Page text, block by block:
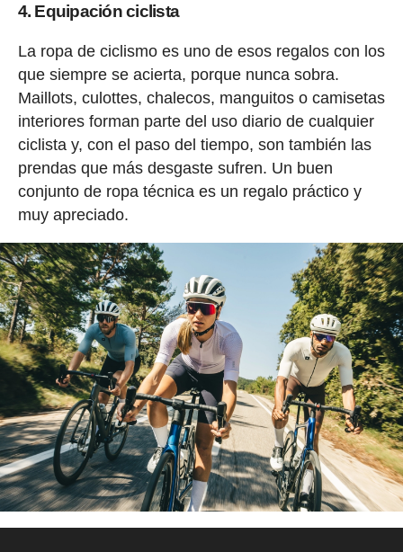
4. Equipación ciclista
La ropa de ciclismo es uno de esos regalos con los
que siempre se acierta, porque nunca sobra.
Maillots, culottes, chalecos, manguitos o camisetas
interiores forman parte del uso diario de cualquier
ciclista y, con el paso del tiempo, son también las
prendas que más desgaste sufren. Un buen
conjunto de ropa técnica es un regalo práctico y
muy apreciado.